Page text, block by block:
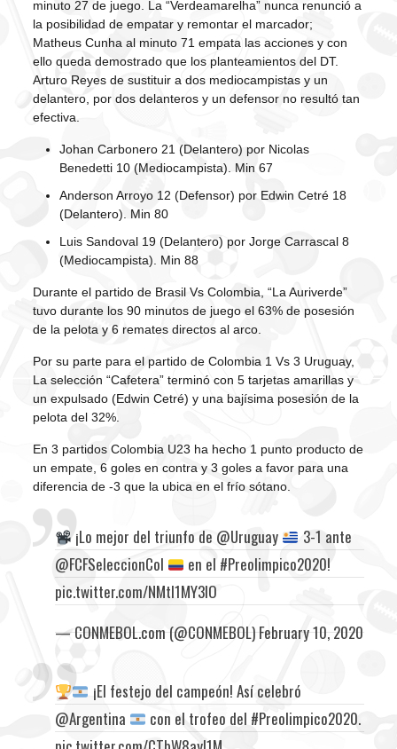
minuto 27 de juego. La “Verdeamarelha” nunca renunció a
la posibilidad de empatar y remontar el marcador;
Matheus Cunha al minuto 71 empata las acciones y con
ello queda demostrado que los planteamientos del DT.
Arturo Reyes de sustituir a dos mediocampistas y un
delantero, por dos delanteros y un defensor no resultó tan
efectiva.
Johan Carbonero 21 (Delantero) por Nicolas
Benedetti 10 (Mediocampista). Min 67
Anderson Arroyo 12 (Defensor) por Edwin Cetré 18
(Delantero). Min 80
Luis Sandoval 19 (Delantero) por Jorge Carrascal 8
(Mediocampista). Min 88
Durante el partido de Brasil Vs Colombia, “La Auriverde”
tuvo durante los 90 minutos de juego el 63% de posesión
de la pelota y 6 remates directos al arco.
Por su parte para el partido de Colombia 1 Vs 3 Uruguay,
La selección “Cafetera” terminó con 5 tarjetas amarillas y
un expulsado (Edwin Cetré) y una bajísima posesión de la
pelota del 32%.
En 3 partidos Colombia U23 ha hecho 1 punto producto de
un empate, 6 goles en contra y 3 goles a favor para una
diferencia de -3 que la ubica en el frío sótano.
¡Lo mejor del triunfo de @Uruguay
3-1 ante
@FCFSeleccionCol
en el #Preolimpico2020!
pic.twitter.com/NMtI1MY3lO
— CONMEBOL.com (@CONMEBOL)February 10, 2020
¡El festejo del campeón! Así celebró
@Argentina
con el trofeo del #Preolimpico2020.